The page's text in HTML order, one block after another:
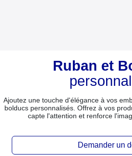
Ruban et
Ajoutez une touche d'élégance à vos
bolducs personnalisés. Offrez à vos
capte l'attention et renforce
Demander un